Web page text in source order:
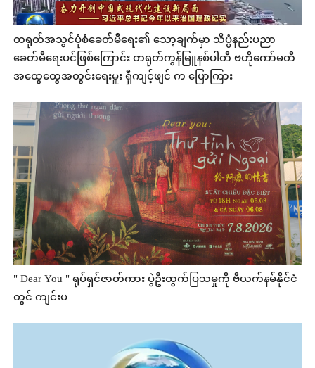
တရုတ်အသွင်ပုံစံခေတ်မီရေး၏ သော့ချက်မှာ သိပ္ပံနည်းပညာ
ခေတ်မီရေးပင်ဖြစ်ကြောင်း တရုတ်ကွန်မြူနစ်ပါတီ ဗဟိုကော်မတီ
အထွေထွေအတွင်းရေးမှူး ရှီကျင့်ဖျင် က ပြောကြား
" Dear You " ရုပ်ရှင်ဇာတ်ကား ပွဲဦးထွက်ပြသမှုကို ဗီယက်နမ်နိုင်ငံ
တွင် ကျင်းပ